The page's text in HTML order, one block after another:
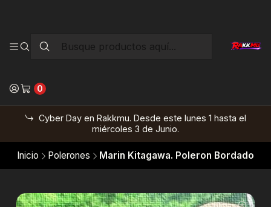
0
Cyber Day en Rakkmu. Desde este lunes 1 hasta el
miércoles 3 de Junio.
Inicio Polerones Marin Kitagawa. Poleron Bordado